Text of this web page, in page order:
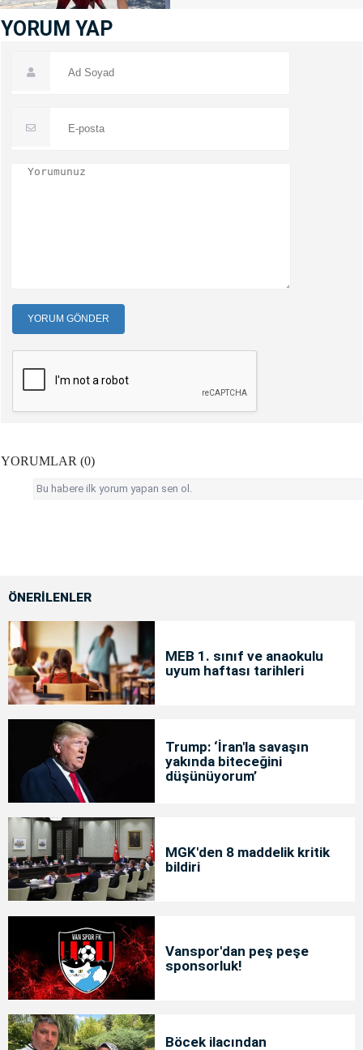
YORUM YAP
YORUM GÖNDER
YORUMLAR (0)
Bu habere ilk yorum yapan sen ol.
ÖNERİLENLER
MEB 1. sınıf ve anaokulu
uyum haftası tarihleri
Trump: ‘İran'la savaşın
yakında biteceğini
düşünüyorum’
MGK'den 8 maddelik kritik
bildiri
Vanspor'dan peş peşe
sponsorluk!
Böcek ilacından